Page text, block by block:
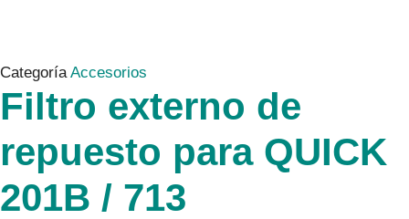
Categoría Accesorios
Filtro externo de
repuesto para QUICK
201B / 713